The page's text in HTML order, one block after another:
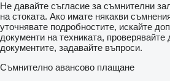
Не давайте съгласие за съмнителни
на стоката. Ако имате някакви
уточнявате подробностите, искайте
документи на техниката, проверявайте
документите, задавайте въпроси.
Съмнително авансово плащане